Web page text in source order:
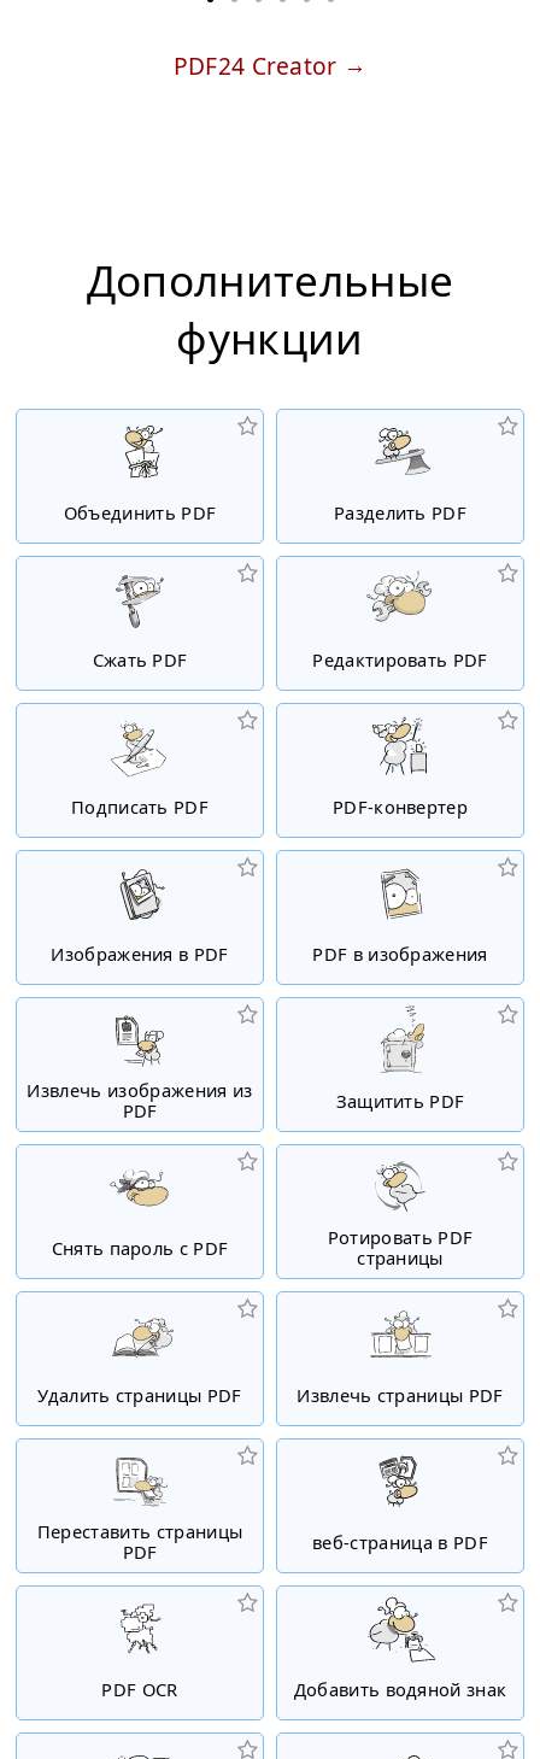
PDF24 Creator
Дополнительные
функции
Объединить PDF Разделить PDF
Сжать PDF Редактировать PDF
Подписать PDF PDF-конвертер
Изображения в PDF PDF в изображения
Извлечь изображения из
PDF
Защитить PDF
Снять пароль с PDF
Ротировать PDF
страницы
Удалить страницы PDF Извлечь страницы PDF
Переставить страницы
PDF
веб-страница в PDF
PDF OCR Добавить водяной знак